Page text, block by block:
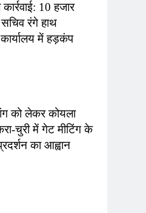
10 हजार
रंगे हाथ
में हड़कंप
को लेकर कोयला
चुरी में गेट मीटिंग के
का आह्वान